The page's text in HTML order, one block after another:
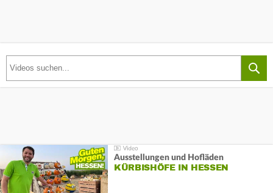
Ausstellungen und Hofläden
KÜRBISHÖFE IN HESSEN